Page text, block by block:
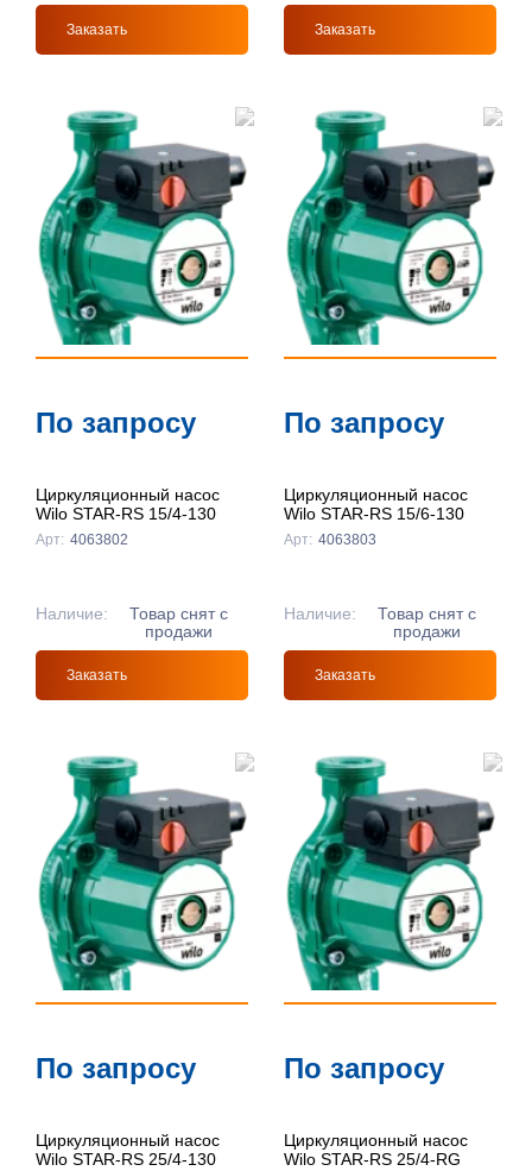
Заказать Заказать
По запросу
Циркуляционный насос
Wilo STAR-RS 15/4-130
Арт: 4063802
Наличие:
Товар снят с
продажи
Заказать
По запросу
Циркуляционный насос
Wilo STAR-RS 15/6-130
Арт: 4063803
Наличие:
Товар снят с
продажи
Заказать
По запросу
Циркуляционный насос
Wilo STAR-RS 25/4-130
По запросу
Циркуляционный насос
Wilo STAR-RS 25/4-RG